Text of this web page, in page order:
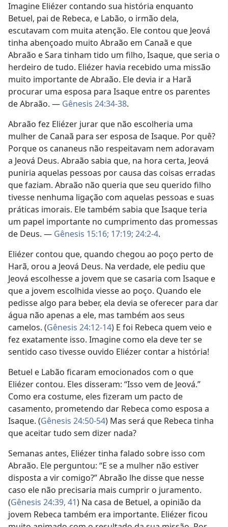
Imagine Eliézer contando sua história enquanto
Betuel, pai de Rebeca, e Labão, o irmão dela,
escutavam com muita atenção. Ele contou que Jeová
tinha abençoado muito Abraão em Canaã e que
Abraão e Sara tinham tido um filho, Isaque, que seria o
herdeiro de tudo. Eliézer havia recebido uma missão
muito importante de Abraão. Ele devia ir a Harã
procurar uma esposa para Isaque entre os parentes
de Abraão. — Gênesis 24:34-38.
Abraão fez Eliézer jurar que não escolheria uma
mulher de Canaã para ser esposa de Isaque. Por quê?
Porque os cananeus não respeitavam nem adoravam
a Jeová Deus. Abraão sabia que, na hora certa, Jeová
puniria aquelas pessoas por causa das coisas erradas
que faziam. Abraão não queria que seu querido filho
tivesse nenhuma ligação com aquelas pessoas e suas
práticas imorais. Ele também sabia que Isaque teria
um papel importante no cumprimento das promessas
de Deus. — Gênesis 15:16; 17:19; 24:2-4.
Eliézer contou que, quando chegou ao poço perto de
Harã, orou a Jeová Deus. Na verdade, ele pediu que
Jeová escolhesse a jovem que se casaria com Isaque e
que a jovem escolhida viesse ao poço. Quando ele
pedisse algo para beber, ela devia se oferecer para dar
água não apenas a ele, mas também aos seus
camelos. (Gênesis 24:12-14) E foi Rebeca quem veio e
fez exatamente isso. Imagine como ela deve ter se
sentido caso tivesse ouvido Eliézer contar a história!
Betuel e Labão ficaram emocionados com o que
Eliézer contou. Eles disseram: “Isso vem de Jeová.”
Como era costume, eles fizeram um pacto de
casamento, prometendo dar Rebeca como esposa a
Isaque. (Gênesis 24:50-54) Mas será que Rebeca tinha
que aceitar tudo sem dizer nada?
Semanas antes, Eliézer tinha falado sobre isso com
Abraão. Ele perguntou: “E se a mulher não estiver
disposta a vir comigo?” Abraão lhe disse que nesse
caso ele não precisaria mais cumprir o juramento.
(Gênesis 24:39, 41) Na casa de Betuel, a opinião da
jovem Rebeca também era importante. Eliézer ficou